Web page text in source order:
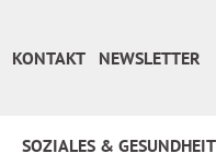
KONTAKT NEWSLETTER
SOZIALES & GESUNDHEIT